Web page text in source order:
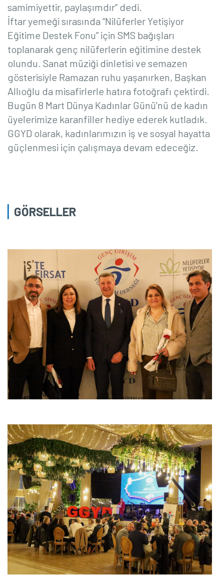
samimiyettir, paylaşımdır” dedi.
İftar yemeği sırasında “Nilüferler Yetişiyor
Eğitime Destek Fonu” için SMS bağışları
toplanarak genç nilüferlerin eğitimine destek
olundu. Sanat müziği dinletisi ve semazen
gösterisiyle Ramazan ruhu yaşanırken, Başkan
Allıoğlu da misafirlerle hatıra fotoğrafı çektirdi.
Bugün 8 Mart Dünya Kadınlar Günü’nü de kadın
üyelerimize karanfiller hediye ederek kutladık.
GGYD olarak, kadınlarımızın iş ve sosyal hayatta
güçlenmesi için çalışmaya devam edeceğiz.
GÖRSELLER